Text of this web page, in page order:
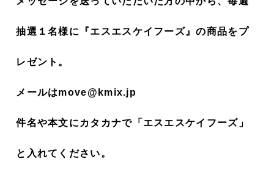
抽選１名様に『エスエスケイフーズ』の商品をプ
レゼント。
メールはmove@kmix.jp
件名や本文にカタカナで「エスエスケイフーズ」
と入れてください。